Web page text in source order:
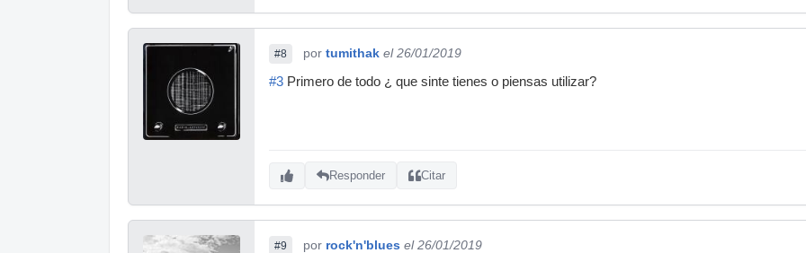
#8 por tumithak el 26/01/2019
#3 Primero de todo ¿ que sinte tienes o piensas utilizar?
Responder Citar
#9 por rock'n'blues el 26/01/2019